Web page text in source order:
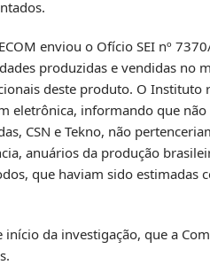
enviou o Ofício SEI nº
produzidas e vendidas
deste produto. O
eletrônica, informando que
CSN e Tekno, não
anuários da produção
que haviam sido
da investigação, que a